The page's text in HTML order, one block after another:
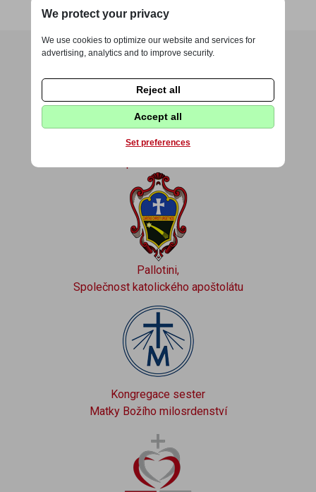
Pallotini,
Společnost katolického apoštolátu
Kongregace sester
Matky Božího milosrdenství
We protect your privacy
We use cookies to optimize our website and services for
advertising, analytics and to improve security.
Reject all
Accept all
Set preferences